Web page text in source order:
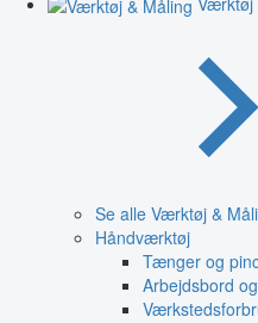
Se alle Værktøj &
Håndværktøj
Tænger og
Arbejdsbord